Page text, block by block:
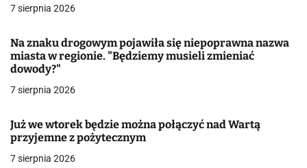
a
w
p
i
u
7 sierpnia 2026
Na znaku drogowym pojawiła się niepoprawna nazwa
miasta w regionie. "Będziemy musieli zmieniać
dowody?"
7 sierpnia 2026
Już we wtorek będzie można połączyć nad Wartą
przyjemne z pożytecznym
7 sierpnia 2026